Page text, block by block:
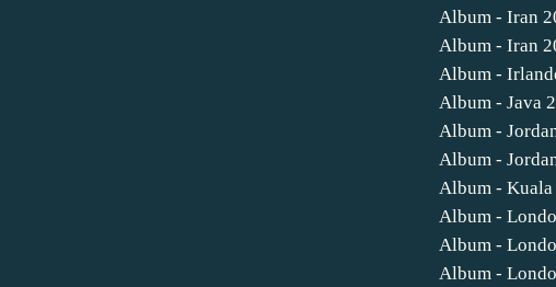
Album - Iran
Album - Iran
Album -
Album - Java
Album -
Album -
Album -
Album -
Album -
Album -